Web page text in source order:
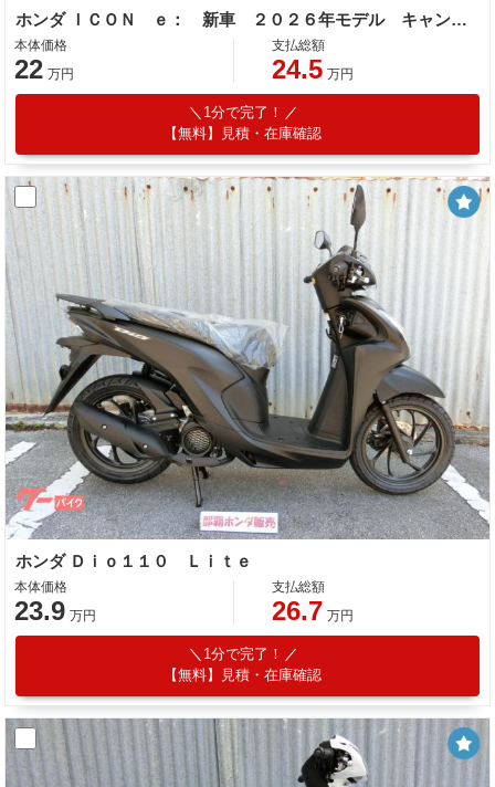
ホンダ ＩＣＯＮ ｅ： 新車 ２０２６年モデル キャンディラスターレッド ＥＶバイク 電気バイク コンビニフック ＵＳＢ標準装備
本体価格
22 万円
支払総額
24.5 万円
1分で完了！
【無料】見積・在庫確認
ホンダ Ｄｉｏ１１０ Ｌｉｔｅ
本体価格
23.9 万円
支払総額
26.7 万円
1分で完了！
【無料】見積・在庫確認